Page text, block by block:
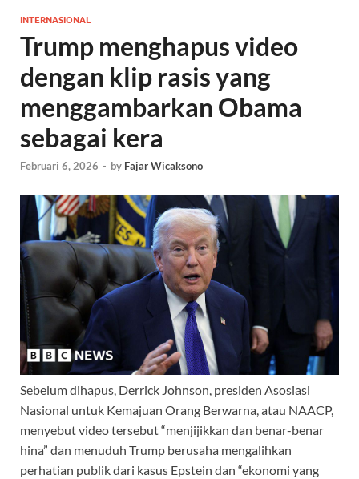
INTERNASIONAL
Trump menghapus video
dengan klip rasis yang
menggambarkan Obama
sebagai kera
Februari 6, 2026 - by Fajar Wicaksono
Sebelum dihapus, Derrick Johnson, presiden Asosiasi
Nasional untuk Kemajuan Orang Berwarna, atau NAACP,
menyebut video tersebut “menjijikkan dan benar-benar
hina” dan menuduh Trump berusaha mengalihkan
perhatian publik dari kasus Epstein dan “ekonomi yang